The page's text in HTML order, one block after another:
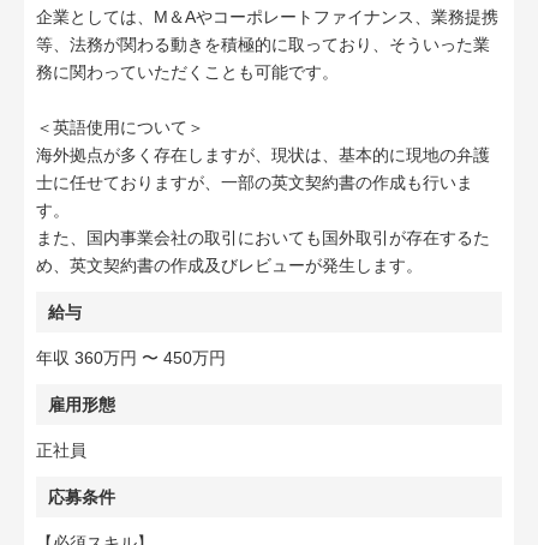
企業としては、M＆Aやコーポレートファイナンス、業務提携
等、法務が関わる動きを積極的に取っており、そういった業
務に関わっていただくことも可能です。
＜英語使用について＞
海外拠点が多く存在しますが、現状は、基本的に現地の弁護
士に任せておりますが、一部の英文契約書の作成も行いま
す。
また、国内事業会社の取引においても国外取引が存在するた
め、英文契約書の作成及びレビューが発生します。
給与
年収 360万円 〜 450万円
雇用形態
正社員
応募条件